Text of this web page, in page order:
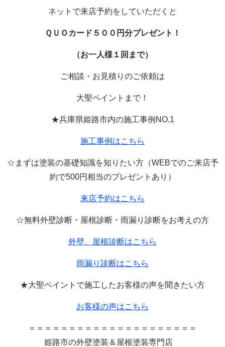
ネットで来店予約をしていただくと
ＱＵＯカード５００円分プレゼント！
（お一人様１回まで）
ご相談・お見積りのご依頼は
大聖ペイントまで！
★兵庫県姫路市内の施工事例 NO.1
施工事例はこちら
☆まずは塗装の基礎知識を知りたい方（WEBでのご来店予
約で500円相当のプレゼントあり）
来店予約はこちら
☆無料外壁診断・屋根診断・雨漏り診断をお考えの方
外壁、屋根診断はこちら
雨漏り診断はこちら
★大聖ペイントで施工したお客様の声を聞きたい方
お客様の声はこちら
＝＝＝＝＝＝＝＝＝＝＝＝＝＝＝＝＝＝＝＝＝
姫路市の外壁塗装＆屋根塗装専門店